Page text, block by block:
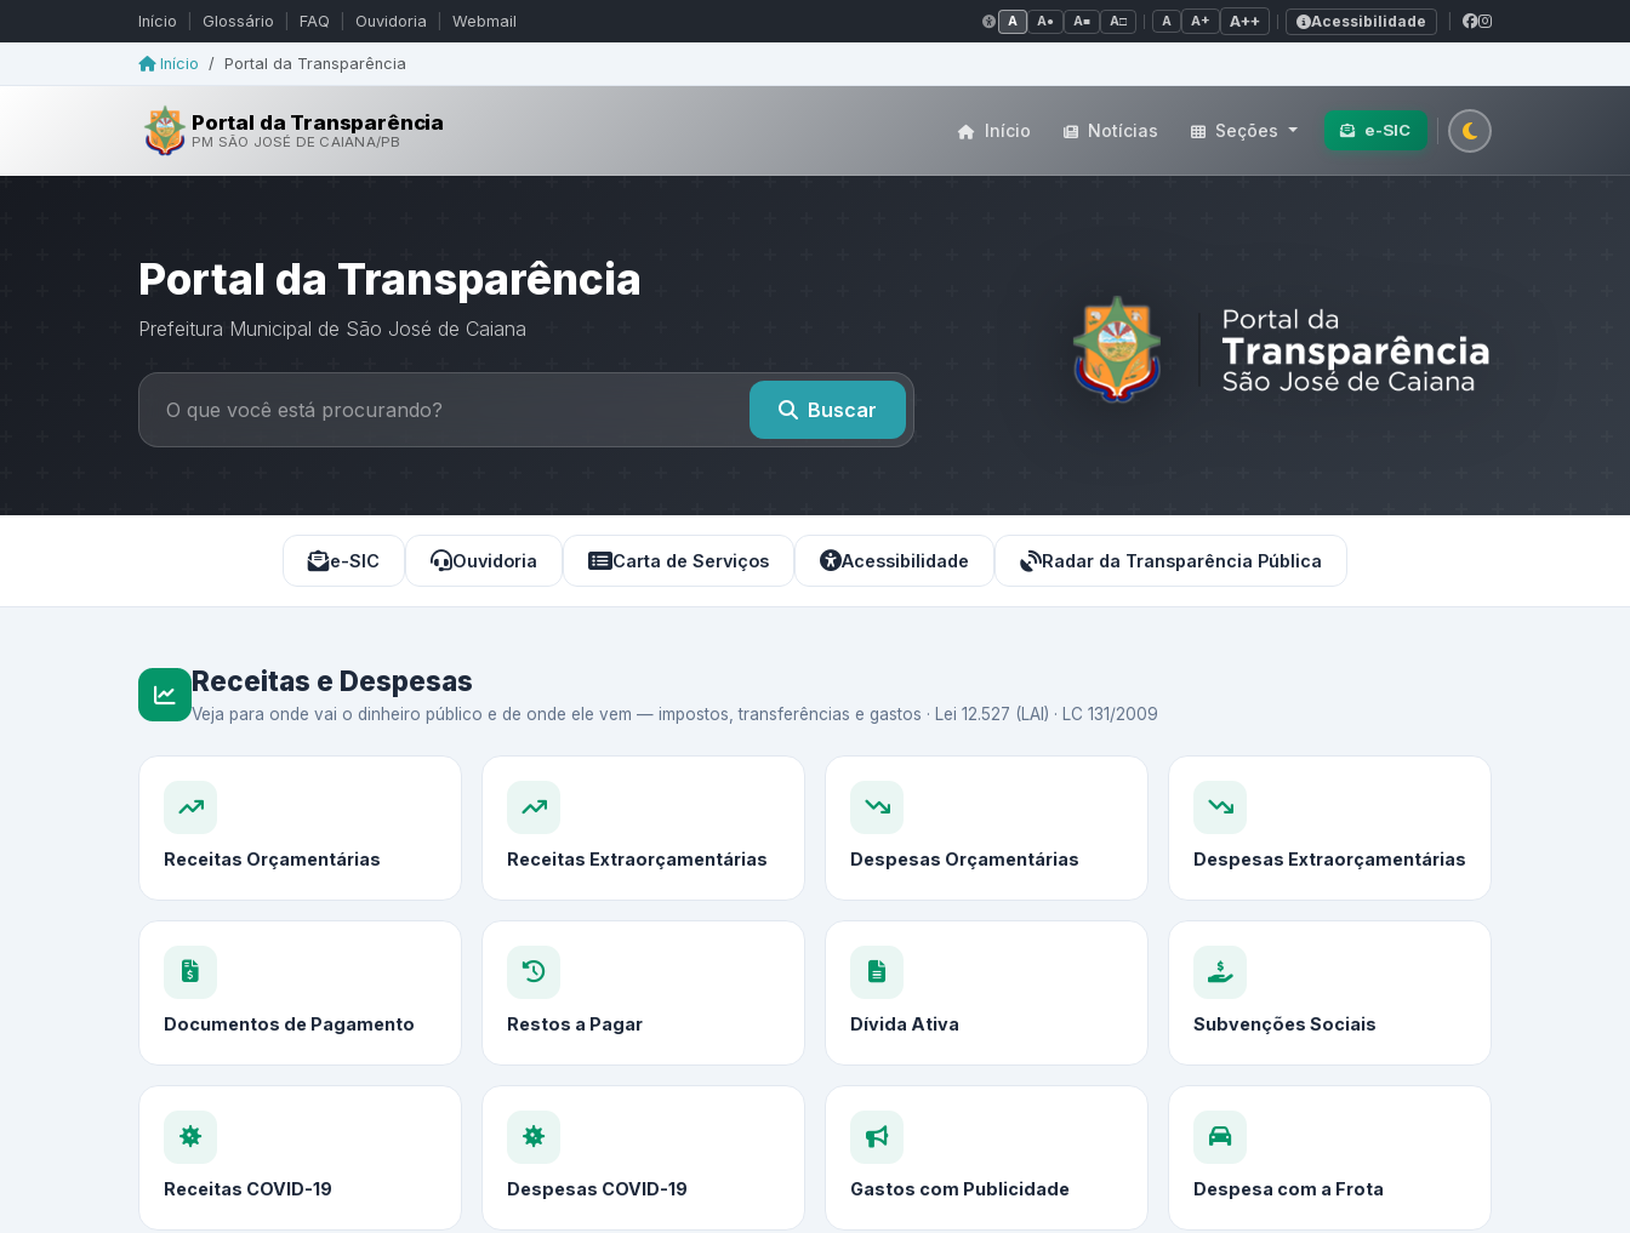
Início Glossário FAQ Ouvidoria Webmail A A● A■ A□ A A+ A++ Acessibilidade
Início / Portal da Transparência
Portal da Transparência
PM SÃO JOSÉ DE CAIANA/PB
Início Notícias Seções e-SIC
Portal da Transparência
Prefeitura Municipal de São José de Caiana
Buscar
e-SIC Ouvidoria Carta de Serviços Acessibilidade Radar da Transparência Pública
Receitas e Despesas
Veja para onde vai o dinheiro público e de onde ele vem — impostos, transferências e gastos · Lei 12.527 (LAI) · LC 131/2009
Receitas Orçamentárias Receitas Extraorçamentárias Despesas Orçamentárias Despesas Extraorçamentárias
Documentos de Pagamento Restos a Pagar Dívida Ativa Subvenções Sociais
Receitas COVID-19 Despesas COVID-19 Gastos com Publicidade Despesa com a Frota